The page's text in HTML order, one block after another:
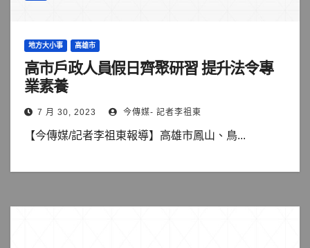
地方大小事 高雄市
高市戶政人員假日齊聚研習 提升法令專
業素養
7 月 30, 2023 今傳媒- 記者李祖東
【今傳媒/記者李祖東報導】高雄市鳳山、鳥...